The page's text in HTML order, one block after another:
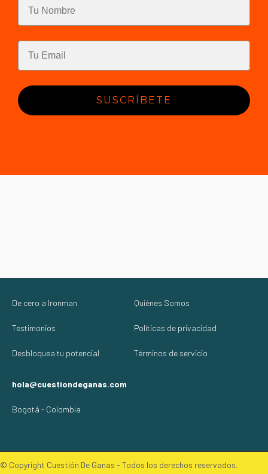
SUSCRÍBETE
De cero a Ironman
Testimonios
Desbloquea tu potencial
Quiénes Somos
Políticas de privacidad
Términos de servicio
hola@cuestiondeganas.com
Bogotá - Colombia
© Copyright Cuestión De Ganas - Todos los derechos reservados.